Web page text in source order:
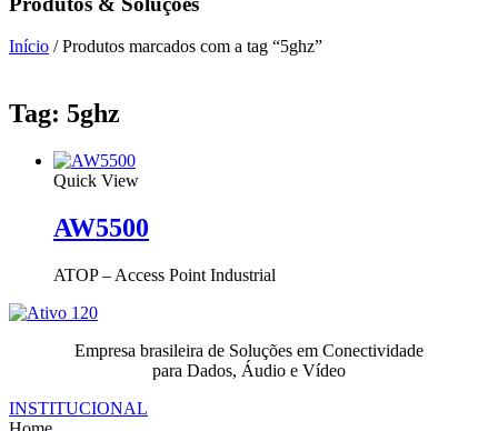
Início / Produtos marcados com a tag “5ghz”
Tag: 5ghz
Quick View
AW5500
ATOP – Access Point Industrial
Empresa brasileira de Soluções em Conectividade
para Dados, Áudio e Vídeo
INSTITUCIONAL